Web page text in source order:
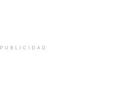
PUBLICIDAD